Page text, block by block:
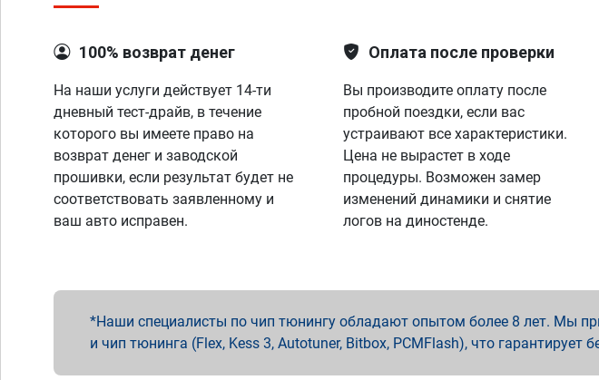
100% возврат денег
На наши услуги действует 14-ти
дневный тест-драйв, в течение
которого вы имеете право на
возврат денег и заводской
прошивки, если результат будет не
соответствовать заявленному и
ваш авто исправен.
Оплата после проверки
Вы производите оплату после
пробной поездки, если вас
устраивают все характеристики.
Цена не вырастет в ходе
процедуры. Возможен замер
изменений динамики и снятие
логов на диностенде.
Наши специалисты по чип тюнингу обладают опытом более 8 лет. Мы
и чип тюнинга (Flex, Kess 3, Autotuner, Bitbox, PCMFlash), что гарантирует